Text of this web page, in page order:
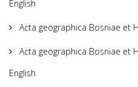
English
Acta geographica Bosniae et
Acta geographica Bosniae et
English